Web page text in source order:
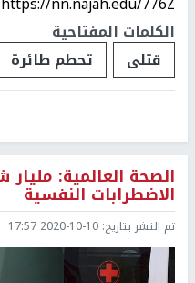
الكلمات المفتاحية
قتلى
تحطم طائرة
الصحة العالمية:
الاضطرابات النفسية
تم النشر بتاريخ: 2020-10-10 17:57